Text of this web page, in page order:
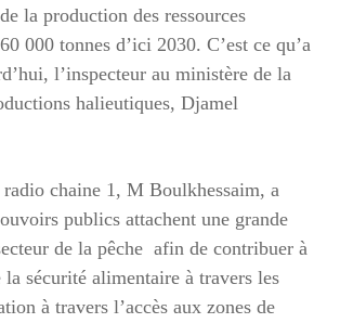
la production des ressources
000 tonnes d’ici 2030. C’est ce qu’a
l’inspecteur au ministère de la
halieutiques, Djamel
chaine 1, M Boulkhessaim, a
publics attachent une grande
de la pêche afin de contribuer à
sécurité alimentaire à travers les
à travers l’accès aux zones de